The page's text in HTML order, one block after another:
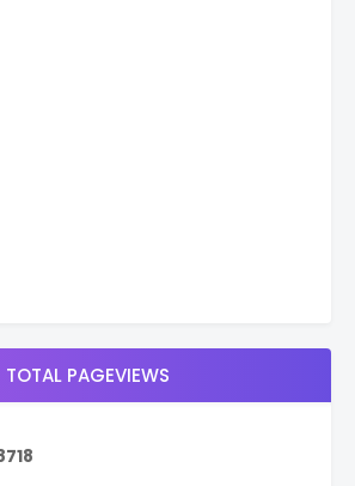
TOTAL PAGEVIEWS
718